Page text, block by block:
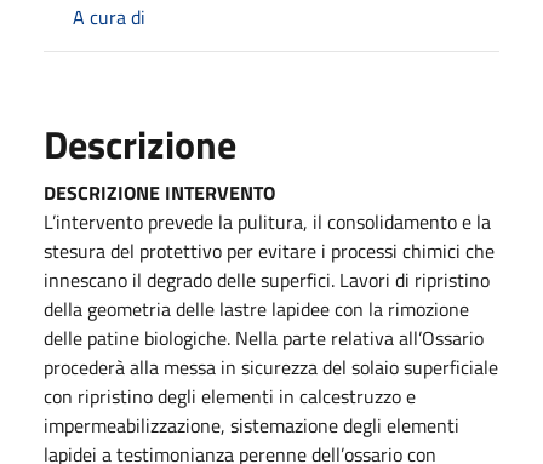
A cura di
Descrizione
DESCRIZIONE INTERVENTO
L’intervento prevede la pulitura, il consolidamento e la
stesura del protettivo per evitare i processi chimici che
innescano il degrado delle superfici. Lavori di ripristino
della geometria delle lastre lapidee con la rimozione
delle patine biologiche. Nella parte relativa all’Ossario
procederà alla messa in sicurezza del solaio superficiale
con ripristino degli elementi in calcestruzzo e
impermeabilizzazione, sistemazione degli elementi
lapidei a testimonianza perenne dell’ossario con